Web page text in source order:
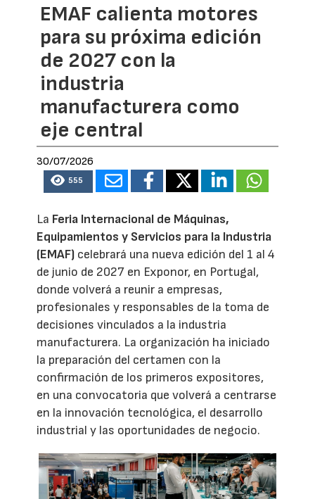
EMAF calienta motores
para su próxima edición
de 2027 con la
industria
manufacturera como
eje central
30/07/2026
555
La Feria Internacional de Máquinas,
Equipamientos y Servicios para la Industria
(EMAF) celebrará una nueva edición del 1 al 4
de junio de 2027 en Exponor, en Portugal,
donde volverá a reunir a empresas,
profesionales y responsables de la toma de
decisiones vinculados a la industria
manufacturera. La organización ha iniciado
la preparación del certamen con la
confirmación de los primeros expositores,
en una convocatoria que volverá a centrarse
en la innovación tecnológica, el desarrollo
industrial y las oportunidades de negocio.